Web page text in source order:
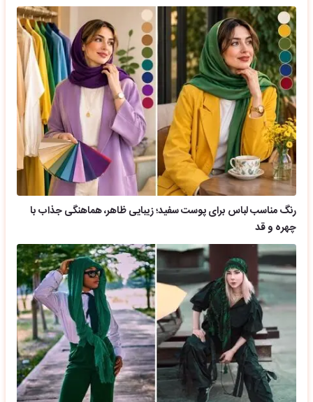
رنگ مناسب لباس برای پوست سفید؛ زیبایی ظاهر، هماهنگی جذاب با
چهره و قد